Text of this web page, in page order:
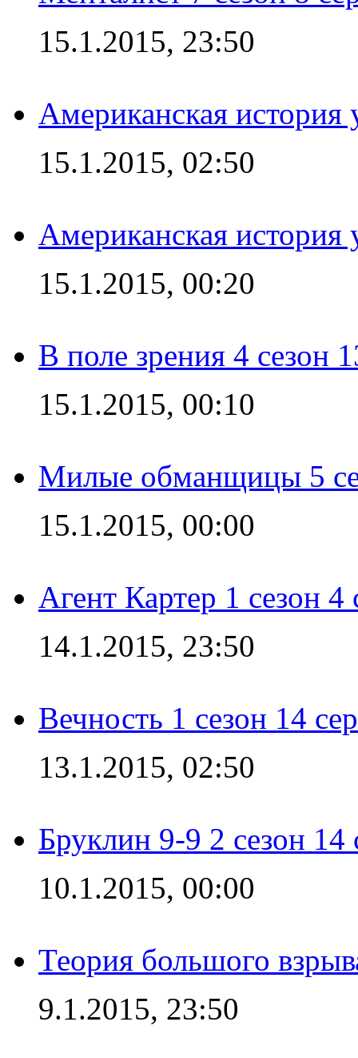
15.1.2015, 23:50
Американская история
15.1.2015, 02:50
Американская история
15.1.2015, 00:20
В поле зрения 4 сезон
15.1.2015, 00:10
Милые обманщицы 5
15.1.2015, 00:00
Агент Картер 1 сезон 4
14.1.2015, 23:50
Вечность 1 сезон 14
13.1.2015, 02:50
Бруклин 9-9 2 сезон 14
10.1.2015, 00:00
Теория большого
9.1.2015, 23:50